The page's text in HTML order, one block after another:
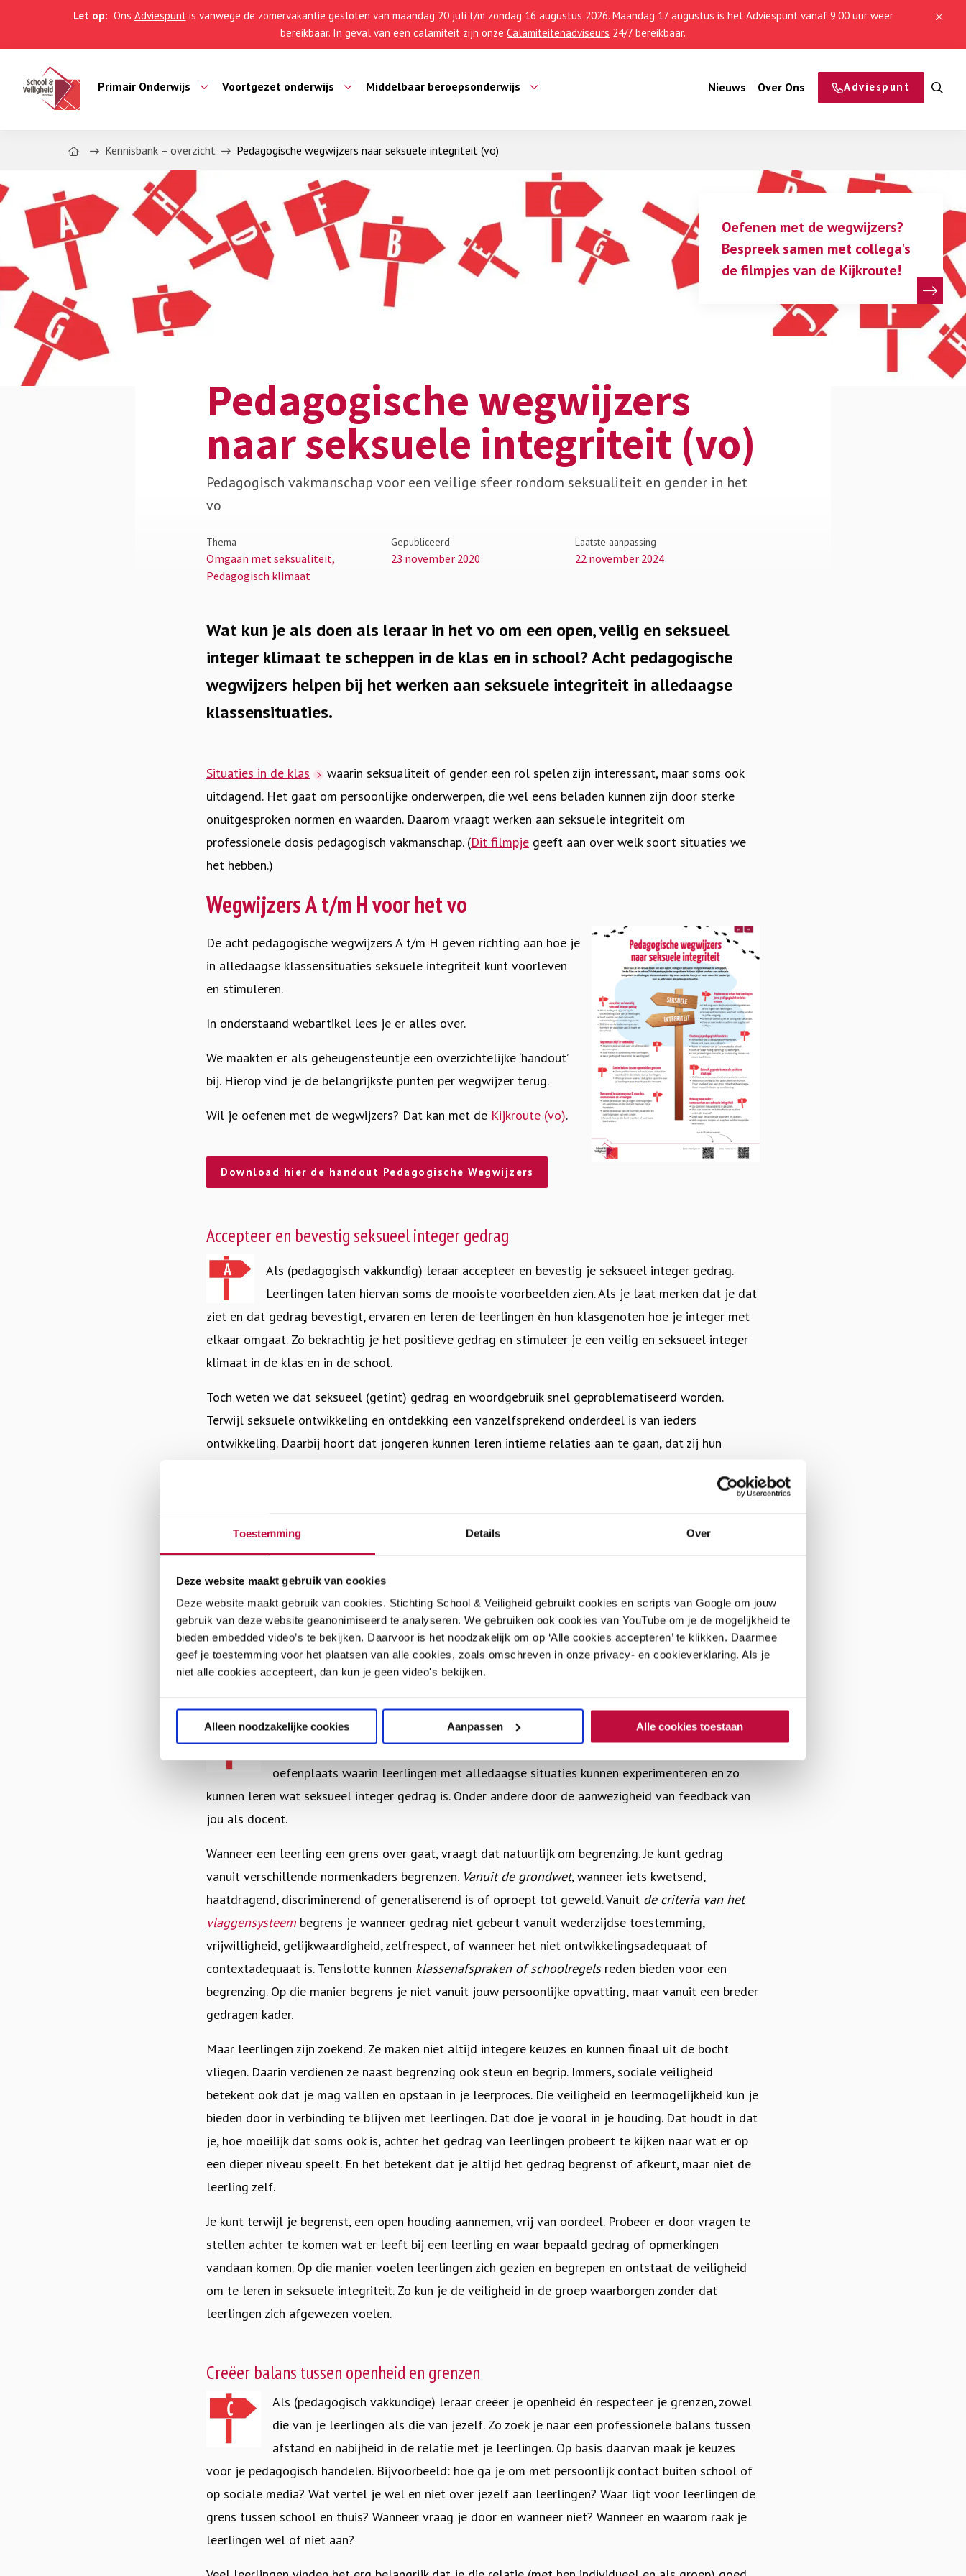
Toestemming Details Over
Deze website maakt gebruik van cookies
Deze website maakt gebruik van cookies. Stichting School & Veiligheid gebruikt cookies en scripts van Google om jouw
gebruik van deze website geanonimiseerd te analyseren. We gebruiken ook cookies van YouTube om je de mogelijkheid te
bieden embedded video’s te bekijken. Daarvoor is het noodzakelijk om op ‘Alle cookies accepteren’ te klikken. Daarmee
geef je toestemming voor het plaatsen van alle cookies, zoals omschreven in onze privacy- en cookieverklaring. Als je
niet alle cookies accepteert, dan kun je geen video's bekijken.
Alleen noodzakelijke cookies Aanpassen Alle cookies toestaan
Let op: Ons Adviespuntis vanwege de zomervakantie gesloten van maandag 20 juli t/m zondag 16 augustus 2026. Maandag 17 augustus is het Adviespunt vanaf 9.00 uur weer
bereikbaar. In geval van een calamiteit zijn onze Calamiteitenadviseurs 24/7 bereikbaar.
Primair Onderwijs Voortgezet onderwijs Middelbaar beroepsonderwijs Nieuws Over Ons Adviespunt
Home Kennisbank – overzicht Pedagogische wegwijzers naar seksuele integriteit (vo)
Pedagogische wegwijzers
naar seksuele integriteit (vo)
Pedagogisch vakmanschap voor een veilige sfeer rondom seksualiteit en gender in het
vo
Oefenen met de wegwijzers?
Bespreek samen met collega's
de filmpjes van de Kijkroute!
Thema
Omgaan met seksualiteit,
Pedagogisch klimaat
Gepubliceerd
23 november 2020
Laatste aanpassing
22 november 2024
Wat kun je als doen als leraar in het vo om een open, veilig en seksueel
integer klimaat te scheppen in de klas en in school? Acht pedagogische
wegwijzers helpen bij het werken aan seksuele integriteit in alledaagse
klassensituaties.
Situaties in de klas
waarin seksualiteit of gender een rol spelen zijn interessant, maar soms ook
uitdagend. Het gaat om persoonlijke onderwerpen, die wel eens beladen kunnen zijn door sterke
onuitgesproken normen en waarden. Daarom vraagt werken aan seksuele integriteit om
professionele dosis pedagogisch vakmanschap. (Dit filmpje geeft aan over welk soort situaties we
het hebben.)
Wegwijzers A t/m H voor het vo
De acht pedagogische wegwijzers A t/m H geven richting aan hoe je
in alledaagse klassensituaties seksuele integriteit kunt voorleven
en stimuleren.
In onderstaand webartikel lees je er alles over.
We maakten er als geheugensteuntje een overzichtelijke ‘handout’
bij. Hierop vind je de belangrijkste punten per wegwijzer terug.
Wil je oefenen met de wegwijzers? Dat kan met de Kijkroute (vo).
Download hier de handout Pedagogische Wegwijzers
Accepteer en bevestig seksueel integer gedrag
Als (pedagogisch vakkundig) leraar accepteer en bevestig je seksueel integer gedrag.
Leerlingen laten hiervan soms de mooiste voorbeelden zien. Als je laat merken dat je dat
ziet en dat gedrag bevestigt, ervaren en leren de leerlingen èn hun klasgenoten hoe je integer met
elkaar omgaat. Zo bekrachtig je het positieve gedrag en stimuleer je een veilig en seksueel integer
klimaat in de klas en in de school.
Toch weten we dat seksueel (getint) gedrag en woordgebruik snel geproblematiseerd worden.
Terwijl seksuele ontwikkeling en ontdekking een vanzelfsprekend onderdeel is van ieders
ontwikkeling. Daarbij hoort dat jongeren kunnen leren intieme relaties aan te gaan, dat zij hun
daarom goed seksueel (getint) gedrag niet te snel af te kappen of te problematiseren en niet te
veel te focussen op negatief gedrag of incidenten. Dat draagt niet bij aan de ontwikkeling van
jongeren en een veilig en seksueel integer klimaat.
waar de seksuele ontwikkeling en ontdekkingstocht plaatsvindt
natuurlijk wel binnen de kaders en grenzen die jullie met elkaar hebben afgesproken en vanuit de
normen en waarden die jullie als team en als school graag uit willen dragen.
Als (pedagogisch vakkundig) leraar begrens je grensoverschrijdend gedrag of
opmerkingen en blijf je tegelijk in verbinding met leerlingen. De school is een unieke
oefenplaats waarin leerlingen met alledaagse situaties kunnen experimenteren en zo
kunnen leren wat seksueel integer gedrag is. Onder andere door de aanwezigheid van feedback van
jou als docent.
Wanneer een leerling een grens over gaat, vraagt dat natuurlijk om begrenzing. Je kunt gedrag
vanuit verschillende normenkaders begrenzen. Vanuit de grondwet, wanneer iets kwetsend,
haatdragend, discriminerend of generaliserend is of oproept tot geweld. Vanuit de criteria van het
vlaggensysteem begrens je wanneer gedrag niet gebeurt vanuit wederzijdse toestemming,
vrijwilligheid, gelijkwaardigheid, zelfrespect, of wanneer het niet ontwikkelingsadequaat of
contextadequaat is. Tenslotte kunnen klassenafspraken of schoolregelsreden bieden voor een
begrenzing. Op die manier begrens je niet vanuit jouw persoonlijke opvatting, maar vanuit een breder
gedragen kader.
Maar leerlingen zijn zoekend. Ze maken niet altijd integere keuzes en kunnen finaal uit de bocht
vliegen. Daarin verdienen ze naast begrenzing ook steun en begrip. Immers, sociale veiligheid
betekent ook dat je mag vallen en opstaan in je leerproces. Die veiligheid en leermogelijkheid kun je
bieden door in verbinding te blijven met leerlingen. Dat doe je vooral in je houding. Dat houdt in dat
je, hoe moeilijk dat soms ook is, achter het gedrag van leerlingen probeert te kijken naar wat er op
een dieper niveau speelt. En het betekent dat je altijd het gedrag begrenst of afkeurt, maar niet de
leerling zelf.
Je kunt terwijl je begrenst, een open houding aannemen, vrij van oordeel. Probeer er door vragen te
stellen achter te komen wat er leeft bij een leerling en waar bepaald gedrag of opmerkingen
vandaan komen. Op die manier voelen leerlingen zich gezien en begrepen en ontstaat de veiligheid
om te leren in seksuele integriteit. Zo kun je de veiligheid in de groep waarborgen zonder dat
leerlingen zich afgewezen voelen.
Creëer balans tussen openheid en grenzen
Als (pedagogisch vakkundige) leraar creëer je openheid én respecteer je grenzen, zowel
die van je leerlingen als die van jezelf. Zo zoek je naar een professionele balans tussen
afstand en nabijheid in de relatie met je leerlingen. Op basis daarvan maak je keuzes
voor je pedagogisch handelen. Bijvoorbeeld: hoe ga je om met persoonlijk contact buiten school of
op sociale media? Wat vertel je wel en niet over jezelf aan leerlingen? Waar ligt voor leerlingen de
grens tussen school en thuis? Wanneer vraag je door en wanneer niet? Wanneer en waarom raak je
leerlingen wel of niet aan?